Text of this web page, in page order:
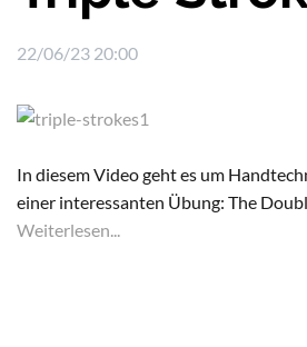
22/06/23 20:00
In diesem Video geht es um
einer interessanten Übung: The
Weiterlesen...